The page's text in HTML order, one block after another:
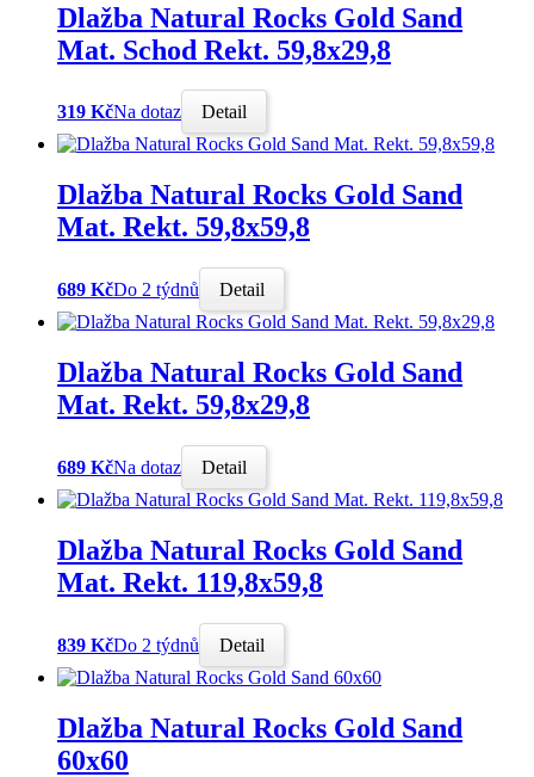
Dlažba Natural Rocks Gold Sand
Mat. Schod Rekt. 59,8x29,8
319 KčNa dotaz Detail
Dlažba Natural Rocks Gold Sand
Mat. Rekt. 59,8x59,8
689 KčDo 2 týdnů Detail
Dlažba Natural Rocks Gold Sand
Mat. Rekt. 59,8x29,8
689 KčNa dotaz Detail
Dlažba Natural Rocks Gold Sand
Mat. Rekt. 119,8x59,8
839 KčDo 2 týdnů Detail
Dlažba Natural Rocks Gold Sand
60x60